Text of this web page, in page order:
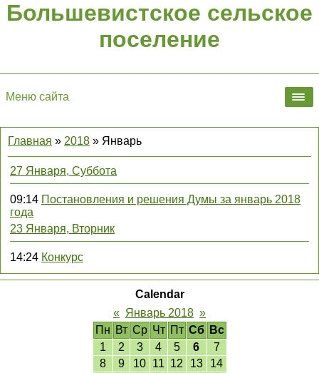
Большевистское сельское
поселение
Меню сайта
Главная » 2018 » Январь
27 Января, Суббота
09:14 Постановления и решения Думы за январь 2018
года
23 Января, Вторник
14:24 Конкурс
Calendar
« Январь 2018 »
Пн Вт Ср Чт Пт Сб
Вс
1
2 3 4 5 6
7
8
9 10 11 12 13
14